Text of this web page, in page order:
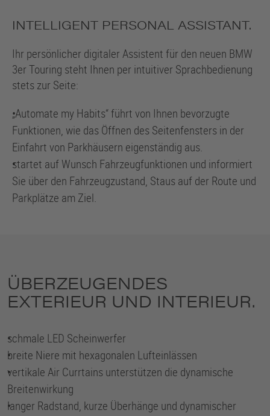
INTELLIGENT PERSONAL ASSISTANT.
Ihr persönlicher digitaler Assistent für den neuen BMW
3er Touring steht Ihnen per intuitiver Sprachbedienung
stets zur Seite:
•Automate my Habits“ führt von Ihnen bevorzugte
Funktionen, wie das Öffnen des Seitenfensters in der
Einfahrt von Parkhäusern eigenständig aus.
•
startet auf Wunsch Fahrzeugfunktionen und informiert
Sie über den Fahrzeugzustand, Staus auf der Route und
Parkplätze am Ziel.
ÜBERZEUGENDES
EXTERIEUR UND INTERIEUR.
•
schmale LED Scheinwerfer
•
breite Niere mit hexagonalen Lufteinlässen
•
vertikale Air Currtains unterstützen die dynamische
Breitenwirkung
•
langer Radstand, kurze Überhänge und dynamischer